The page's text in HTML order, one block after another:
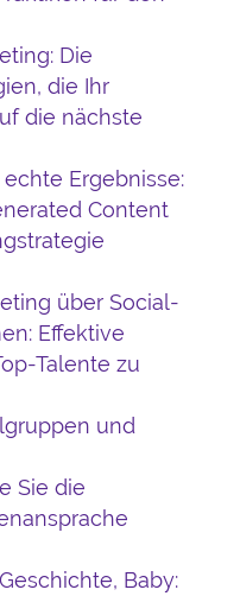
Die
die Ihr
die nächste
Ergebnisse:
Content
über Social-
Effektive
Talente zu
und
Sie die
Baby: